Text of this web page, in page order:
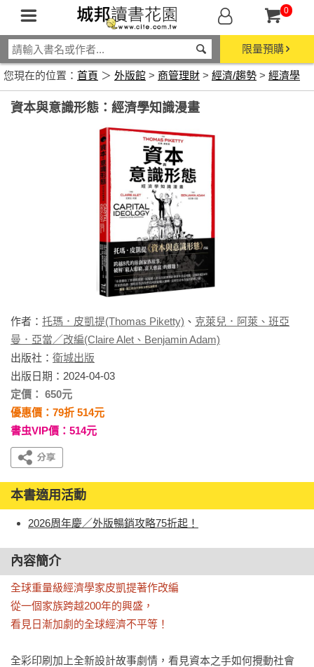
0
限量預購
您現在的位置： 首頁 ＞ 外版館 > 商管理財 > 經濟/趨勢 > 經濟學
資本與意識形態：經濟學知識漫畫
作者： 托瑪．皮凱提(Thomas Piketty) 、 克萊兒．阿萊、班亞
曼．亞當／改編(Claire Alet、Benjamin Adam)
出版社： 衛城出版
出版日期：2024-04-03
定價： 650元
優惠價：79折 514元
書虫VIP價：514元
本書適用活動
2026周年慶／外版暢銷攻略75折起！
內容簡介
全球重量級經濟學家皮凱提著作改編
從一個家族跨越200年的興盛，
看見日漸加劇的全球經濟不平等！
全彩印刷加上全新設計故事劇情，看見資本之手如何攪動社會